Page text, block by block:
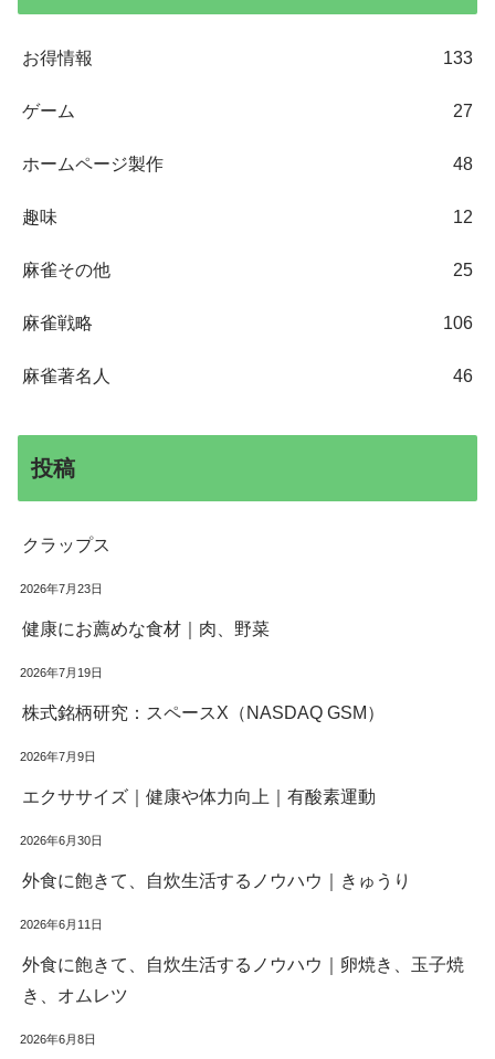
お得情報 133
ゲーム 27
ホームページ製作 48
趣味 12
麻雀その他 25
麻雀戦略 106
麻雀著名人 46
投稿
クラップス
2026年7月23日
健康にお薦めな食材｜肉、野菜
2026年7月19日
株式銘柄研究：スペースX（NASDAQ GSM）
2026年7月9日
エクササイズ｜健康や体力向上｜有酸素運動
2026年6月30日
外食に飽きて、自炊生活するノウハウ｜きゅうり
2026年6月11日
外食に飽きて、自炊生活するノウハウ｜卵焼き、玉子焼
き、オムレツ
2026年6月8日